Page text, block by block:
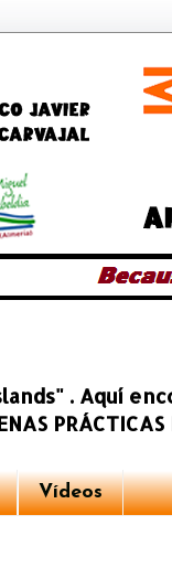
. Aquí
Vídeos